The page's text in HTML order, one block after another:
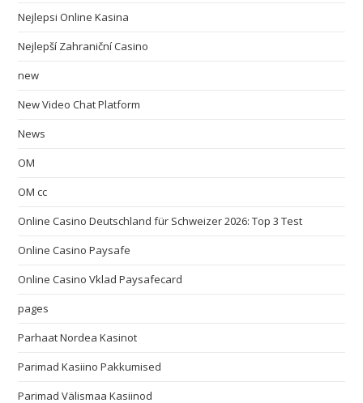
Nejlepsi Online Kasina
Nejlepší Zahraniční Casino
new
New Video Chat Platform
News
OM
OM cc
Online Casino Deutschland für Schweizer 2026: Top 3 Test
Online Casino Paysafe
Online Casino Vklad Paysafecard
pages
Parhaat Nordea Kasinot
Parimad Kasiino Pakkumised
Parimad Välismaa Kasiinod